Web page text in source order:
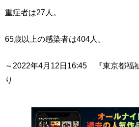
重症者は27人。
65歳以上の感染者は404人。
～2022年4月12日16:45 『東京都福
り